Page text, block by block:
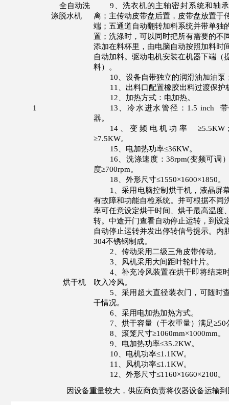
1
全自动洗
涤脱水机
9 、洗衣机的主轴密封系统和轴
离；主传动皮带盘后置，皮带盘放置于
端；五通道自动翻转加料系统并带单独
置；洗涤时，可以同时把所有需要的不
添加在料杯里，由电脑自动按照加料时
自动加料。驱动电机安装在机器下端（
料）。
10 、设备自带独立的润滑油加油泵
11
、出料口配置橡胶出料过渡保护
12 、加热方式：电加热。
13 、冷水进水管径： 1.5 inch
器。
14、变频电机功率 ≥5.5KW
≥7.5KW。
15 、电加热功率≤36KW。
16 、洗涤速度：38rpm(变频可调
度≥700rpm。
18 、外形尺寸≤1550×1600×1850。
烘干机
1
、采用电脑控制烘干机，液晶屏
有故障和功能自检系统。并可根据不同
率可任意设定烘干时间、烘干最高温度
转。中途开门查看自动停止运转，到设
自动停止运转并发出停转信号提示。内
304不锈钢制成。
2 、传动采用二级三角皮带传动。
3 、风机采用大间距叶轮叶片。
4、补充冷风装置在烘干即将结束
吹入冷风。
5 、采用超大直径装衣门，可随时
干情况。
6 、采用电加热加热方式。
7 、烘干容量（干衣重量）满足≥50
8 、滚笼尺寸≥1060mm×1000mm。
9 、电加热功率≤35.2KW。
10 、电机功率≤1.1KW。
11
、风机功率≤1.1KW。
12 、外形尺寸≤1160×1660×2100。
因设备重量较大，供应商负责将仪器设备运输